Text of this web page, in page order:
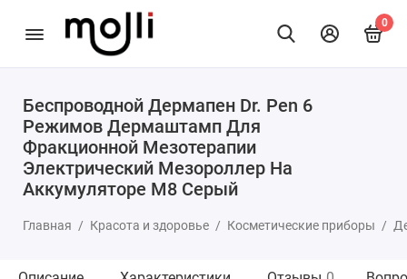
0
Беспроводной Дермапен Dr. Pen 6
Режимов Дермаштамп Для
Фракционной Мезотерапии
Электрический Мезороллер На
Аккумуляторе M8 Серый
Главная Красота и здоровье Косметические приборы